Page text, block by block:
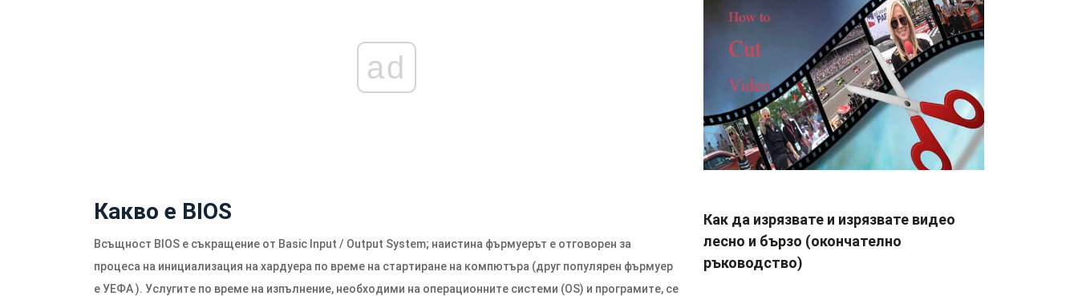
ad
Какво е BIOS
Всъщност BIOS е съкращение от Basic Input / Output System; наистина фърмуерът е отговорен за
процеса на инициализация на хардуера по време на стартиране на компютъра (друг популярен фърмуер
е УЕФА ). Услугите по време на изпълнение, необходими на операционните системи (OS) и програмите, се
Как да изрязвате и изрязвате видео
лесно и бързо (окончателно
ръководство)